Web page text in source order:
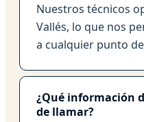
Nuestros técnicos
Vallés, lo que nos
a cualquier punto
¿Qué información
de llamar?